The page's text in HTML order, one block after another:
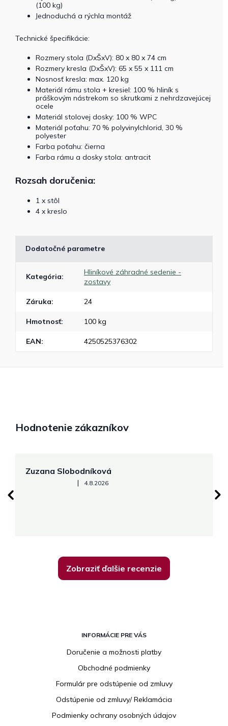
(100 kg)
Jednoduchá a rýchla montáž
Technické špecifikácie:
Rozmery stola (DxŠxV): 80 x 80 x 74 cm
Rozmery kresla (DxŠxV): 65 x 55 x 111 cm
Nosnosť kresla: max. 120 kg
Materiál rámu stola + kresiel: 100 % hliník s
práškovým nástrekom so skrutkami z nehrdzavejúcej
ocele
Materiál stolovej dosky: 100 % WPC
Materiál poťahu: 70 % polyvinylchlorid, 30 %
polyester
Farba poťahu: čierna
Farba rámu a dosky stola: antracit
Rozsah doručenia:
1 x stôl
4 x kreslo
Dodatočné parametre
Kategória:
Hliníkové záhradné sedenie -
zostavy
Záruka: 24
Hmotnosť: 100 kg
EAN: 4250525376302
Hodnotenie zákazníkov
Zuzana Slobodníková
Hodnotenie obchodu je 5 z 5 hviezdičiek.
| 4.8.2026
Zobraziť ďalšie recenzie
INFORMÁCIE PRE VÁS
Doručenie a možnosti platby
Obchodné podmienky
Formulár pre odstúpenie od zmluvy
Odstúpenie od zmluvy/ Reklamácia
Podmienky ochrany osobných údajov